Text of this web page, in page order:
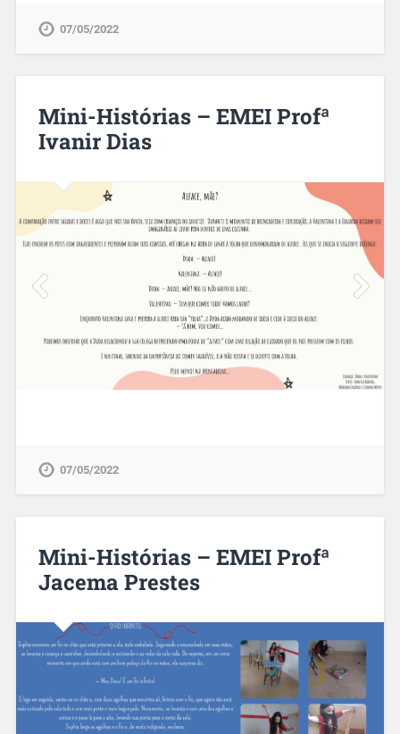
07/05/2022
Mini-Histórias – EMEI Profª
Ivanir Dias
07/05/2022
Mini-Histórias – EMEI Profª
Jacema Prestes